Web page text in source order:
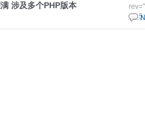
涉及多个PHP版本
21 5